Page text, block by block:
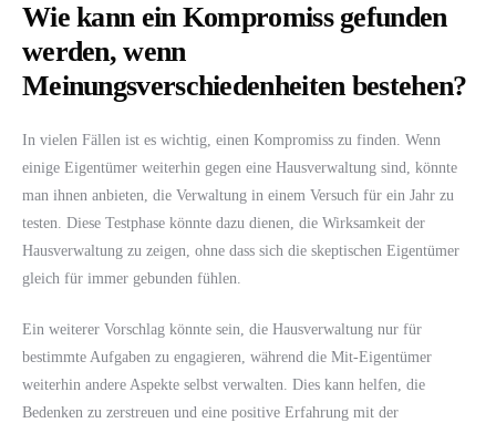
Wie kann ein Kompromiss gefunden
werden, wenn
Meinungsverschiedenheiten bestehen?
In vielen Fällen ist es wichtig, einen Kompromiss zu finden. Wenn
einige Eigentümer weiterhin gegen eine Hausverwaltung sind, könnte
man ihnen anbieten, die Verwaltung in einem Versuch für ein Jahr zu
testen. Diese Testphase könnte dazu dienen, die Wirksamkeit der
Hausverwaltung zu zeigen, ohne dass sich die skeptischen Eigentümer
gleich für immer gebunden fühlen.
Ein weiterer Vorschlag könnte sein, die Hausverwaltung nur für
bestimmte Aufgaben zu engagieren, während die Mit-Eigentümer
weiterhin andere Aspekte selbst verwalten. Dies kann helfen, die
Bedenken zu zerstreuen und eine positive Erfahrung mit der